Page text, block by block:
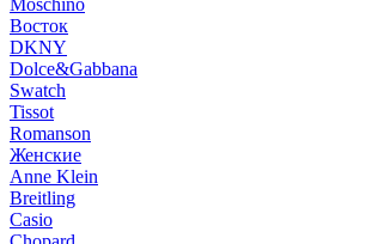
Moschino
Восток
DKNY
Dolce&Gabbana
Swatch
Tissot
Romanson
Женские
Anne Klein
Breitling
Casio